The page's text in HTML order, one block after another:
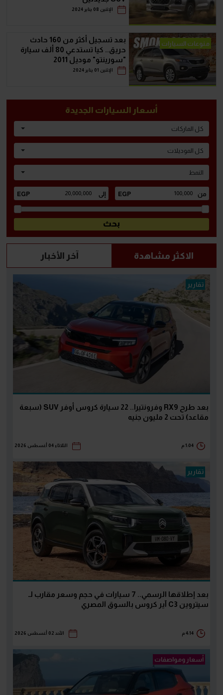
الإثنين 08 يناير 2024
منوعات السيارات
بعد تسجيل أكثر من 160 حادث
حريق.. كيا تستدعي 80 ألف سيارة
"سورينتو" موديل 2011
الإثنين 01 يناير 2024
أسعار السيارات الجديدة
كل الماركات
كل الموديلات
النمط
الاكثر مشاهدة آخر الأخبار
تقارير
بعد طرح RX9 وفرونتيرا.. 22 سيارة كروس أوفر SUV (سبعة
مقاعد) تحت 2 مليون جنيه
1:04 م الثلاثاء 04 أغسطس 2026
تقارير
بعد إطلاقها الرسمي.. 7 سيارات في حجم وسعر مقارب لـ
سيتروين C3 آير كروس بالسوق المصري
4:14 م الأحد 02 أغسطس 2026
أسعار ومواصفات